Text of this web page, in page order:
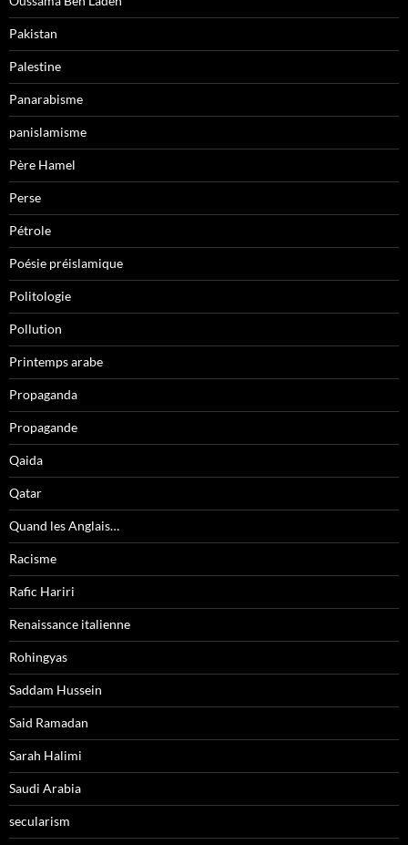
Pakistan
Palestine
Panarabisme
panislamisme
Père Hamel
Perse
Pétrole
Poésie préislamique
Politologie
Pollution
Printemps arabe
Propaganda
Propagande
Qaida
Qatar
Quand les Anglais…
Racisme
Rafic Hariri
Renaissance italienne
Rohingyas
Saddam Hussein
Said Ramadan
Sarah Halimi
Saudi Arabia
secularism